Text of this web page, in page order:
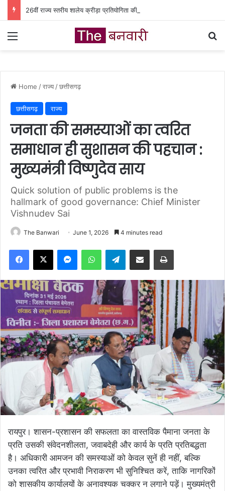
Menu
Home /राज्य /छत्तीसगढ़
छत्तीसगढ़ राज्य
जनता की समस्याओं का त्वरित
समाधान ही सुशासन की पहचान :
मुख्यमंत्री विष्णुदेव साय
Quick solution of public problems is the
hallmark of good governance: Chief Minister
Vishnudev Sai
The Banwari June 1, 2026 4 minutes read
Facebook
X MessengerWhatsAppTelegramShare via Email Print
रायपुर। शासन-प्रशासन की सफलता का वास्तविक पैमाना जनता के
प्रति उसकी संवेदनशीलता, जवाबदेही और कार्य के प्रति प्रतिबद्धता
है। अधिकारी आमजन की समस्याओं को केवल सुनें ही नहीं, बल्कि
उनका त्वरित और प्रभावी निराकरण भी सुनिश्चित करें, ताकि नागरिकों
को शासकीय कार्यालयों के अनावश्यक चक्कर न लगाने पड़ें। मुख्यमंत्री